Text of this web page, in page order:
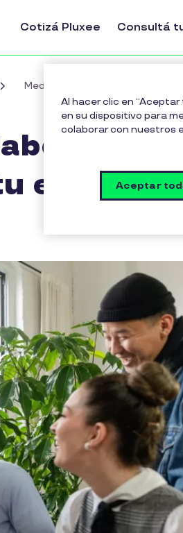
Cotizá Pluxee Consultá
Medir la satisfacción laboral:
empresa
Al hacer clic en
en su dispositivo para
colaborar con nuestros
Aceptar